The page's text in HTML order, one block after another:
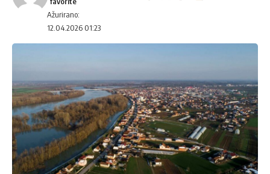
Ažurirano:
12.04.2026 01:23